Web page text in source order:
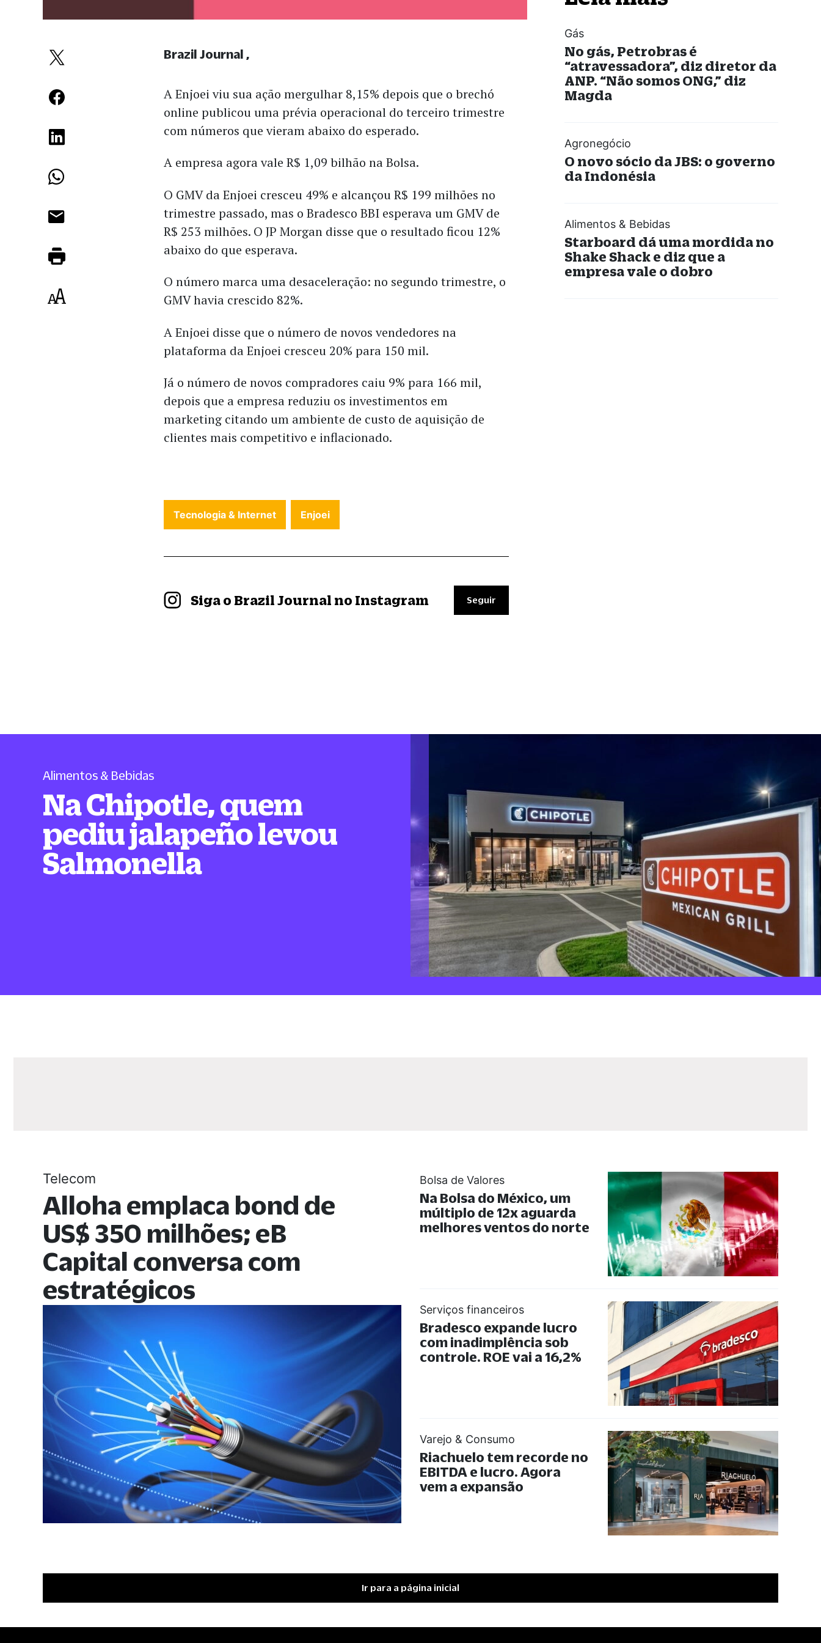
A Enjoei viu sua ação mergulhar 8,15% depois que o brechó
online publicou uma prévia operacional do terceiro trimestre
com números que vieram abaixo do esperado.
A empresa agora vale R$ 1,09 bilhão na Bolsa.
O GMV da Enjoei cresceu 49% e alcançou R$ 199 milhões no
trimestre passado, mas o Bradesco BBI esperava um GMV de
R$ 253 milhões. O JP Morgan disse que o resultado ficou 12%
abaixo do que esperava.
O número marca uma desaceleração: no segundo trimestre, o
GMV havia crescido 82%.
A Enjoei disse que o número de novos vendedores na
plataforma da Enjoei cresceu 20% para 150 mil.
Já o número de novos compradores caiu 9% para 166 mil,
depois que a empresa reduziu os investimentos em
marketing citando um ambiente de custo de aquisição de
clientes mais competitivo e inflacionado.
Brazil Journal
Tecnologia & Internet Enjoei
Siga o Brazil Journal no Instagram Seguir
Gás
No gás, Petrobras é
“atravessadora”, diz diretor da
ANP. “Não somos ONG,” diz
Magda
Agronegócio
O novo sócio da JBS: o governo
da Indonésia
Alimentos & Bebidas
Starboard dá uma mordida no
Shake Shack e diz que a
empresa vale o dobro
Alimentos & Bebidas
Na Chipotle, quem
pediu jalapeño levou
Salmonella
Telecom
Alloha emplaca bond de
US$ 350 milhões; eB
Capital conversa com
estratégicos
Bolsa de Valores
Na Bolsa do México, um
múltiplo de 12x aguarda
melhores ventos do norte
Serviços financeiros
Bradesco expande lucro
com inadimplência sob
controle. ROE vai a 16,2%
Varejo & Consumo
Riachuelo tem recorde no
EBITDA e lucro. Agora
vem a expansão
Ir para a página inicial